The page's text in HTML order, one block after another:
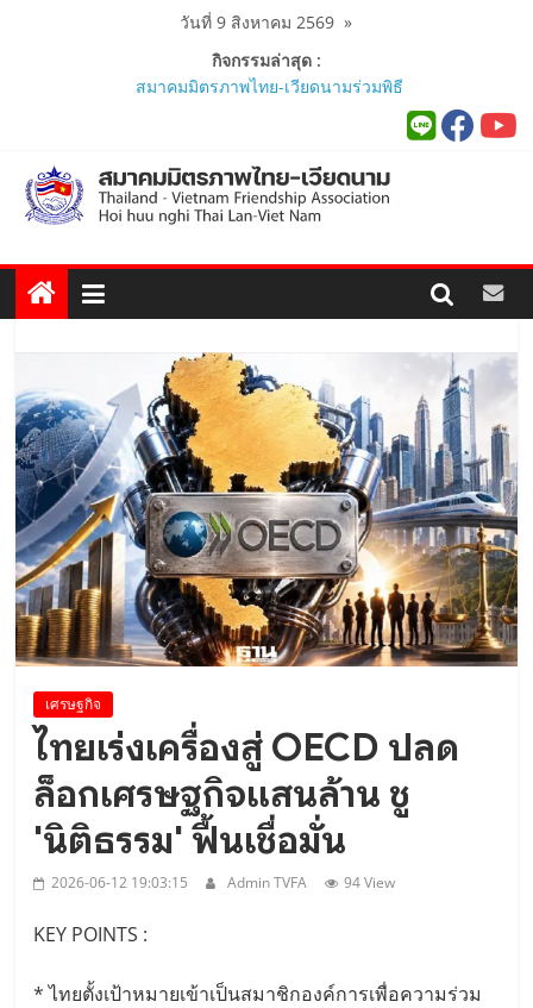
วันที่ 9 สิงหาคม 2569»
กิจกรรมล่าสุด :
สมาคมมิตรภาพไทย-เวียดนามร่วมพิธี
Viet Nam Connect Forum ..
สมาคมร่วมนำนักศึกษาเวียดนาม
โครงการหลักสูตรภาษาอังกฤษเร่งรัด
นายกสมาคมมิตรภาพไทย-เวียดนาม
รัฐมนตรีว่าการกระทรวงมหาดไทย
เยือนเวียดนามอย่างเป็นทางการ..
ผู้นำเวียดนาม-ไทย ร่วมแสดงวิสัยทัศน์
งาน Thailand–Vietnam Business
Forum 2026 เฉลิมฉลอง 50 ปีความ
สัมพันธ์ทางการทูต..
นายกสมาคมฯ ร่วมพิธีเปิดนิทรรศการ
“The Woven Ties: Celebrating 50
Years of Thailand-Viet Nam
Diplomatic Relations”..
เศรษฐกิจ
ไทยเร่งเครื่องสู่ OECD ปลด
ล็อกเศรษฐกิจแสนล้าน ชู
'นิติธรรม' ฟื้นเชื่อมั่น
2026-06-12 19:03:15 Admin TVFA 94 View
KEY POINTS :
* ไทยตั้งเป้าหมายเข้าเป็นสมาชิกองค์การเพื่อความร่วม